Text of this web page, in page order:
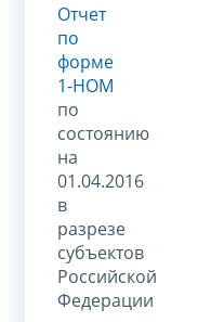
Отчет
по
форме
1-НОМ
по
состоянию
на
01.04.2016
в
разрезе
субъектов
Российской
Федерации